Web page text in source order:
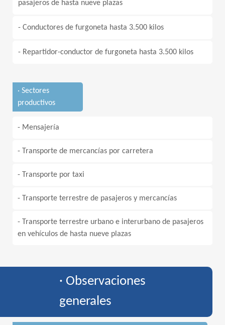
pasajeros de hasta nueve plazas
- Conductores de furgoneta hasta 3.500 kilos
- Repartidor-conductor de furgoneta hasta 3.500 kilos
· Sectores
productivos
- Mensajería
- Transporte de mercancías por carretera
- Transporte por taxi
- Transporte terrestre de pasajeros y mercancías
- Transporte terrestre urbano e interurbano de pasajeros
en vehículos de hasta nueve plazas
· Observaciones
generales